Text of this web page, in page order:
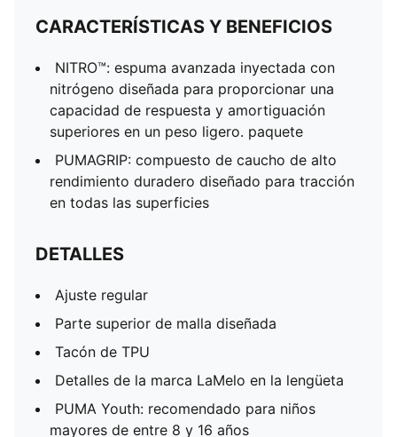
CARACTERÍSTICAS Y BENEFICIOS
NITRO™: espuma avanzada inyectada con
nitrógeno diseñada para proporcionar una
capacidad de respuesta y amortiguación
superiores en un peso ligero. paquete
PUMAGRIP: compuesto de caucho de alto
rendimiento duradero diseñado para tracción
en todas las superficies
DETALLES
Ajuste regular
Parte superior de malla diseñada
Tacón de TPU
Detalles de la marca LaMelo en la lengüeta
PUMA Youth: recomendado para niños
mayores de entre 8 y 16 años